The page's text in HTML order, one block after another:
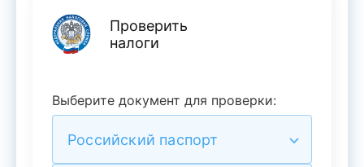
Проверить
налоги
Выберите документ для проверки:
Российский паспорт